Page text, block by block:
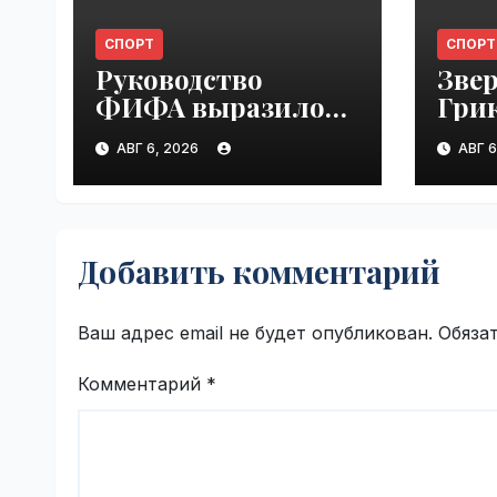
СПОРТ
Руководство
ФИФА выразило
поддержку
Инфантино после
его извинения |
АВГ 6, 2026
СПОРТ
АВГ
Добавить комментарий
Ваш адрес email не будет опубликован.
Комментарий *